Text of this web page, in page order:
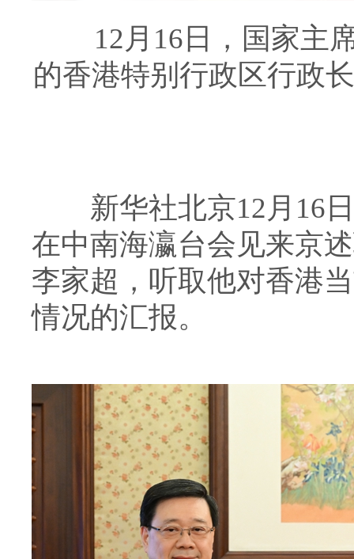
12月16日，国家主席
的香港特别行政区行政
新华社北京12月16日
在中南海瀛台会见来京
李家超，听取他对香港
情况的汇报。